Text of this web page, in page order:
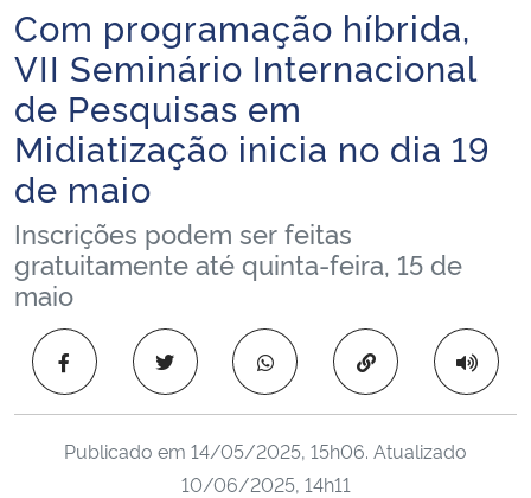
Ministério da Infraestrutura
Ministério da Agricultura, Pecuária e Abastecimento
Ministério da Educação
Ministério da Cidadania
Ministério da Saúde
Ministério de Minas e Energia
Ministério da Ciência, Tecnologia, Inovações e Comunicações
Ministério do Meio Ambiente
Início do conteúdo
Com programação híbrida,
VII Seminário Internacional
de Pesquisas em
Midiatização inicia no dia 19
de maio
Inscrições podem ser feitas
gratuitamente até quinta-feira, 15 de
maio
Copiar para área
Publicado em 14/05/2025, 15h06. Atualizado
10/06/2025, 14h11